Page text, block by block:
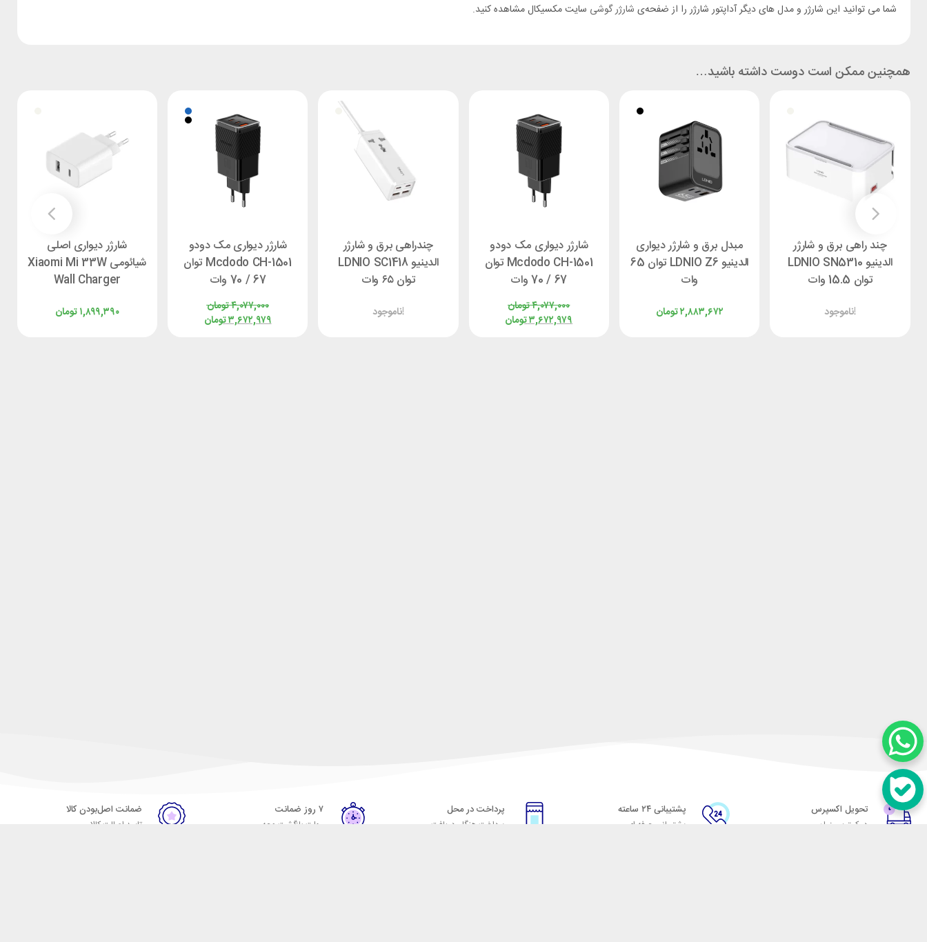
شما می توانید این شارژر و مدل های دیگر آداپتور شارژر را از ضفحه‌ی شارژر گوشی سایت مکسیکال مشاهده کنید.
همچنین ممکن است دوست داشته باشید…
چند راهی برق و شارژر
الدینیو LDNIO SN5310
توان 15.5 وات
ناموجود!
مبدل برق و شارژر دیواری
الدینیو LDNIO Z6 توان 65
وات
تومان۲,۸۸۳,۶۷۲
شارژر دیواری مک دودو
Mcdodo CH-1501 توان
67 / 70 وات
تومان۴,۰۷۷,۰۰۰
تومان۳,۶۷۲,۹۷۹
چندراهی برق و شارژر
الدینیو LDNIO SC1418
توان ۶۵ وات
ناموجود!
شارژر دیواری مک دودو
Mcdodo CH-1501 توان
67 / 70 وات
تومان۴,۰۷۷,۰۰۰
تومان۳,۶۷۲,۹۷۹
شارژر دیواری اصلی
شیائومی Xiaomi Mi 33W
Wall Charger
تومان۱,۸۹۹,۳۹۰
تحویل اکسپرس
در کمترین زمان
پشتیبانی ۲۴ ساعته
پشتیبانی حرفه ای
پرداخت در محل
پرداخت هنگام دریافت
۷ روز ضمانت
مهلت بازگشت وجه
ضمانت اصل‌بودن کالا
تایید اصالت کالا